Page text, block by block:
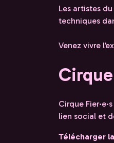
Les artistes
techniques
Venez vivre
Cirque
Cirque
lien social et
Télécharger